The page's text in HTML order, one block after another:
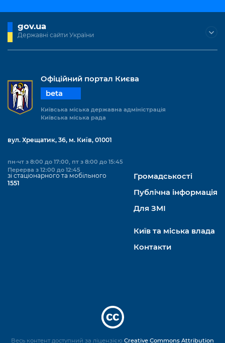
gov.ua
Державні сайти України
Офіційний портал Києва
beta
Київська міська державна адміністрація
Київська міська рада
вул. Хрещатик, 36, м. Київ, 01001
пн-чт з 8:00 до 17:00, пт з 8:00 до 15:45
Перерва з 12:00 до 12:45
зі стаціонарного та мобільного
1551
Громадськості
Публічна інформація
Для ЗМІ
Київ та міська влада
Контакти
Весь контент доступний за ліцензією Creative Commons Attribution